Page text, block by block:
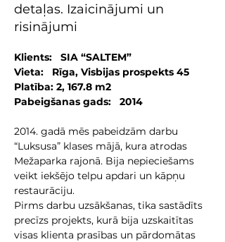
detaļas. Izaicinājumi un
risinājumi
Klients:   SIA “SALTEM”
Vieta:   Rīga, Visbijas prospekts 45
Platība: 2, 167.8 m2
Pabeigšanas gads:   2014
2014. gadā mēs pabeidzām darbu
“Luksusa” klases mājā, kura atrodas
Mežaparka rajonā. Bija nepieciešams
veikt iekšējo telpu apdari un kāpņu
restaurāciju.
Pirms darbu uzsākšanas, tika sastādīts
precīzs projekts, kurā bija uzskaitītas
visas klienta prasības un pārdomātas